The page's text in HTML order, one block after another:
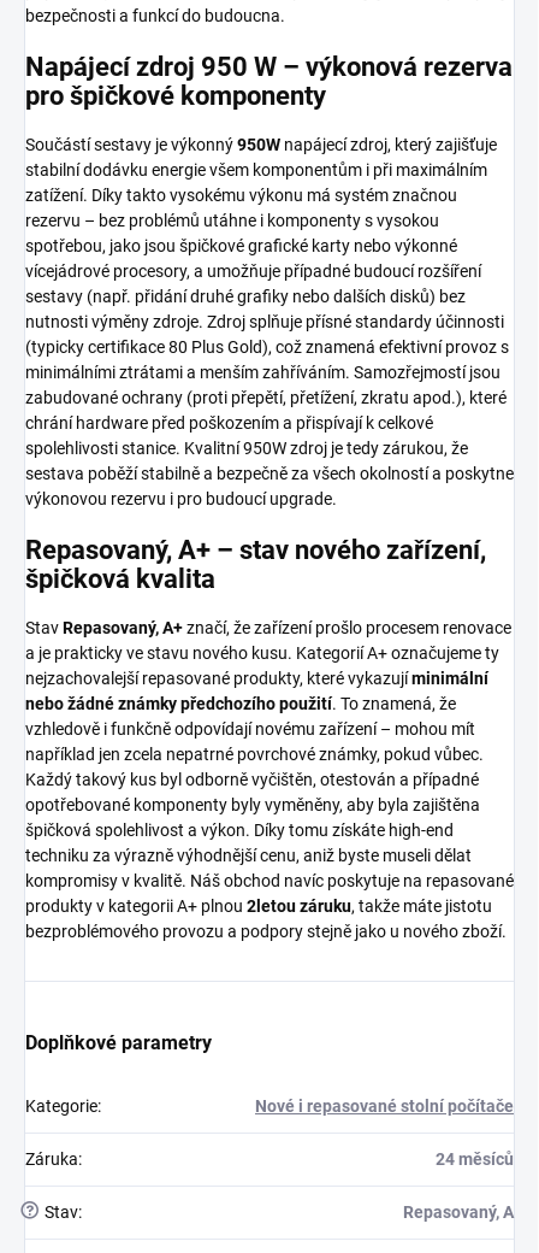
bezpečnosti a funkcí do budoucna.
Napájecí zdroj 950 W – výkonová rezerva
pro špičkové komponenty
Součástí sestavy je výkonný950W napájecí zdroj, který zajišťuje
stabilní dodávku energie všem komponentům i při maximálním
zatížení. Díky takto vysokému výkonu má systém značnou
rezervu – bez problémů utáhne i komponenty s vysokou
spotřebou, jako jsou špičkové grafické karty nebo výkonné
vícejádrové procesory, a umožňuje případné budoucí rozšíření
sestavy (např. přidání druhé grafiky nebo dalších disků) bez
nutnosti výměny zdroje. Zdroj splňuje přísné standardy účinnosti
(typicky certifikace 80 Plus Gold), což znamená efektivní provoz s
minimálními ztrátami a menším zahříváním. Samozřejmostí jsou
zabudované ochrany (proti přepětí, přetížení, zkratu apod.), které
chrání hardware před poškozením a přispívají k celkové
spolehlivosti stanice. Kvalitní 950W zdroj je tedy zárukou, že
sestava poběží stabilně a bezpečně za všech okolností a poskytne
výkonovou rezervu i pro budoucí upgrade.
Repasovaný, A+ – stav nového zařízení,
špičková kvalita
StavRepasovaný, A+značí, že zařízení prošlo procesem renovace
a je prakticky ve stavu nového kusu. Kategorií A+ označujeme ty
nejzachovalejší repasované produkty, které vykazujíminimální
nebo žádné známky předchozího použití. To znamená, že
vzhledově i funkčně odpovídají novému zařízení – mohou mít
například jen zcela nepatrné povrchové známky, pokud vůbec.
Každý takový kus byl odborně vyčištěn, otestován a případné
opotřebované komponenty byly vyměněny, aby byla zajištěna
špičková spolehlivost a výkon. Díky tomu získáte high-end
techniku za výrazně výhodnější cenu, aniž byste museli dělat
kompromisy v kvalitě. Náš obchod navíc poskytuje na repasované
produkty v kategorii A+ plnou 2letou záruku, takže máte jistotu
bezproblémového provozu a podpory stejně jako u nového zboží.
Doplňkové parametry
Kategorie: Nové i repasované stolní počítače
Záruka: 24 měsíců
? Stav: Repasovaný, A